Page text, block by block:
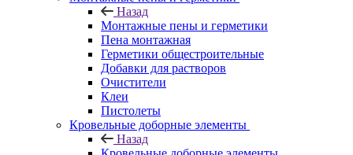
Назад
Монтажные пены и герметики
Пена монтажная
Герметики общестроительные
Добавки для растворов
Очистители
Клеи
Пистолеты
Кровельные доборные элементы
Назад